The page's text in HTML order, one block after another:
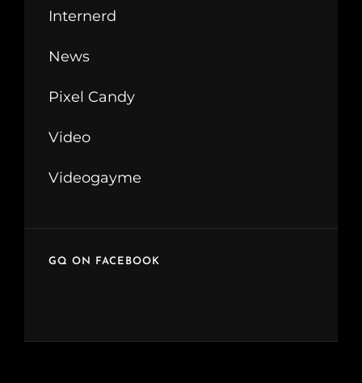
Internerd
News
Pixel Candy
Video
Videogayme
GQ ON FACEBOOK